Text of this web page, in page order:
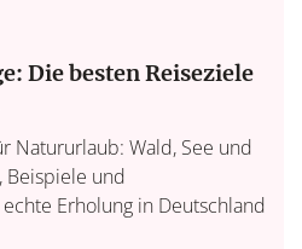
Die besten Reiseziele
Natururlaub: Wald, See und
Beispiele und
Erholung in Deutschland